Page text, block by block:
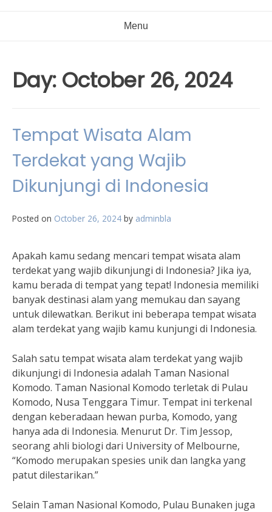
Menu
Day: October 26, 2024
Tempat Wisata Alam
Terdekat yang Wajib
Dikunjungi di Indonesia
Posted on October 26, 2024 by adminbla
Apakah kamu sedang mencari tempat wisata alam
terdekat yang wajib dikunjungi di Indonesia? Jika iya,
kamu berada di tempat yang tepat! Indonesia memiliki
banyak destinasi alam yang memukau dan sayang
untuk dilewatkan. Berikut ini beberapa tempat wisata
alam terdekat yang wajib kamu kunjungi di Indonesia.
Salah satu tempat wisata alam terdekat yang wajib
dikunjungi di Indonesia adalah Taman Nasional
Komodo. Taman Nasional Komodo terletak di Pulau
Komodo, Nusa Tenggara Timur. Tempat ini terkenal
dengan keberadaan hewan purba, Komodo, yang
hanya ada di Indonesia. Menurut Dr. Tim Jessop,
seorang ahli biologi dari University of Melbourne,
“Komodo merupakan spesies unik dan langka yang
patut dilestarikan.”
Selain Taman Nasional Komodo, Pulau Bunaken juga